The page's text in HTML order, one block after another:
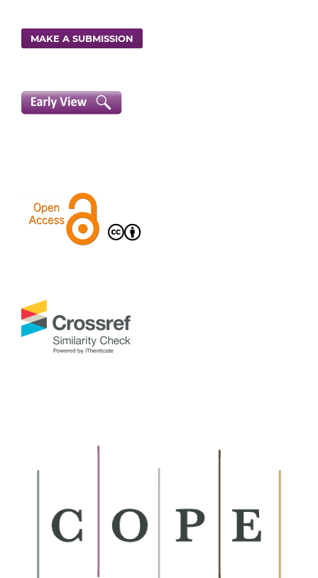
MAKE A SUBMISSION